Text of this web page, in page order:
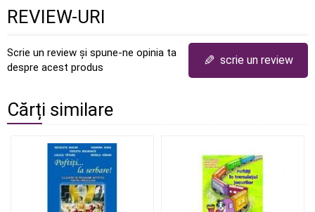
REVIEW-URI
Scrie un review și spune-ne opinia ta
despre acest produs
✎ scrie un review
Cărți similare